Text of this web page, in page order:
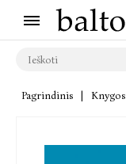
Pagrindinis Knygos